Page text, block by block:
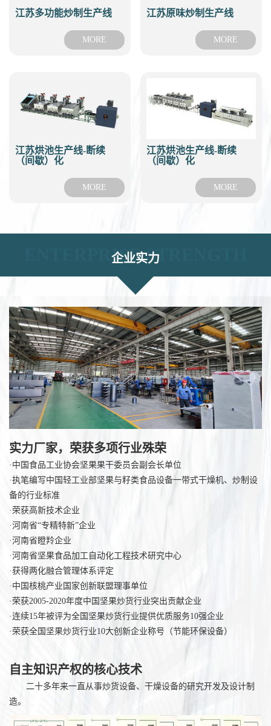
江苏多功能炒制生产线
MORE
江苏原味炒制生产线
MORE
江苏烘池生产线-断续
（间歇）化
MORE
江苏烘池生产线-断续
（间歇）化
MORE
ENTERPRISE STRENGTH
企业实力
实力厂家，荣获多项行业殊荣
·中国食品工业协会坚果果干委员会副会长单位
·执笔编写中国轻工业部坚果与籽类食品设备一带式干燥机、炒制设
备的行业标准
·荣获高新技术企业
·河南省“专精特新”企业
·河南省瞪羚企业
·河南省坚果食品加工自动化工程技术研究中心
·获得两化融合管理体系评定
·中国核桃产业国家创新联盟理事单位
·荣获2005-2020年度中国坚果炒货行业突出贡献企业
·连续15年被评为全国坚果炒货行业提供优质服务10强企业
·荣获全国坚果炒货行业10大创新企业称号（节能环保设备）
自主知识产权的核心技术
二十多年来一直从事炒货设备、干燥设备的研究开发及设计制
造。